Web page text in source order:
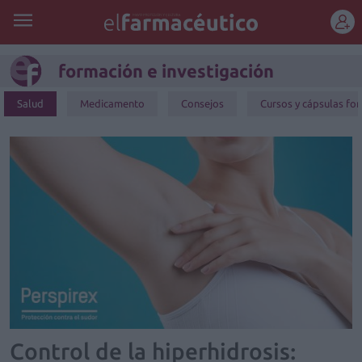
formación e investigación
Salud Medicamento Consejos Cursos y cápsulas
Control de la hiperhidrosis: